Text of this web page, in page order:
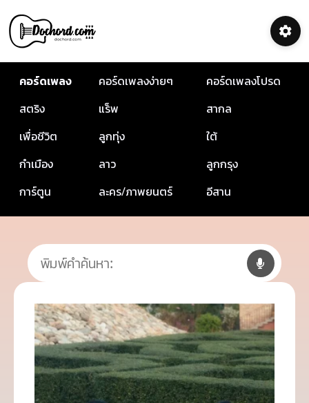
คอร์ดเพลง คอร์ดเพลงง่ายๆ
คอร์ดเพลงโปรด
สตริง
แร็พ
สากล
เพื่อชีวิต
ลูกทุ่ง
ใต้
กำเมือง
ลาว
ลูกกรุง
การ์ตูน
ละคร/ภาพยนตร์ อีสาน